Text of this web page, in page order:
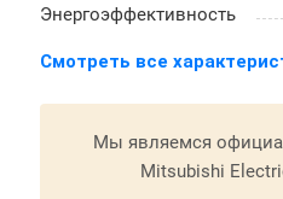
Энергоэффективность
Смотреть все
Мы являемся
Mitsubishi